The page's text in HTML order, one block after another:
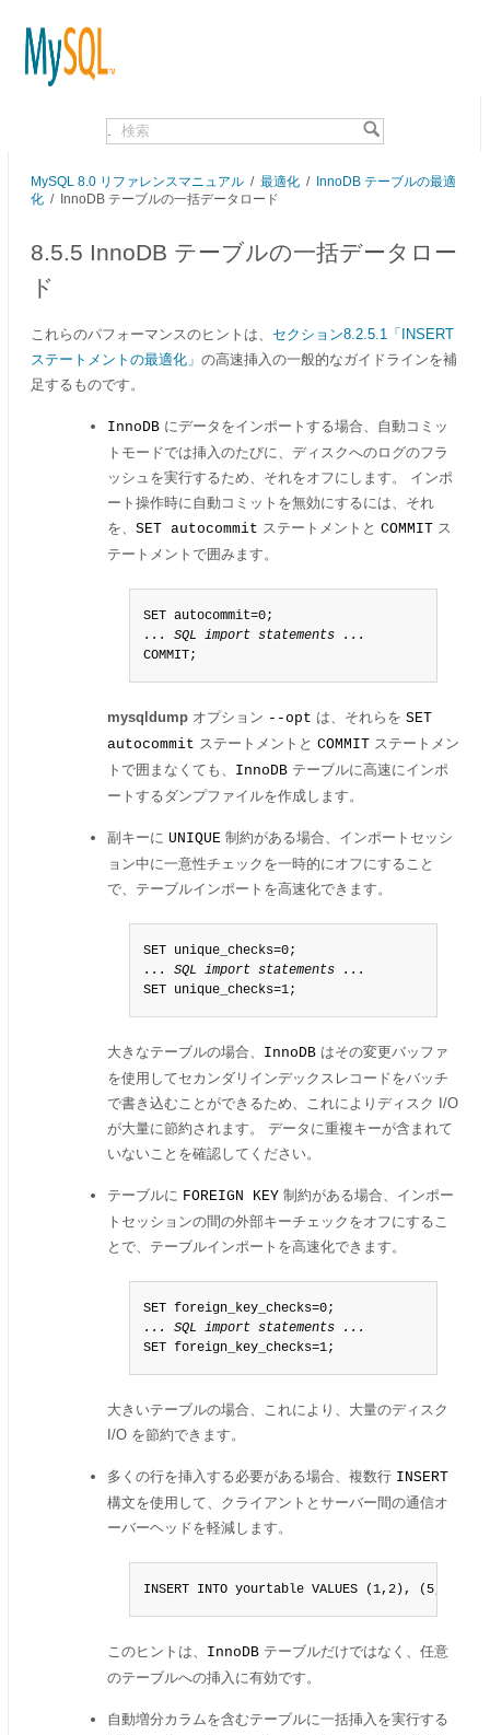
MySQL 8.0 リファレンスマニュアル / 最適化 / InnoDB テーブルの最適
化 / InnoDB テーブルの一括データロード
8.5.5 InnoDB テーブルの一括データロー
ド
これらのパフォーマンスのヒントは、 セクション8.2.5.1「INSERT
ステートメントの最適化」 の高速挿入の一般的なガイドラインを補
足するものです。
InnoDB にデータをインポートする場合、自動コミッ
トモードでは挿入のたびに、ディスクへのログのフラ
ッシュを実行するため、それをオフにします。 インポ
ート操作時に自動コミットを無効にするには、それ
を、 SET autocommit ステートメントと COMMIT ス
テートメントで囲みます。
... SQL import statements ...
COMMIT;
mysqldump オプション --opt は、それらを SET
autocommit ステートメントと COMMIT ステートメン
トで囲まなくても、 InnoDB テーブルに高速にインポ
ートするダンプファイルを作成します。
副キーに UNIQUE 制約がある場合、インポートセッシ
ョン中に一意性チェックを一時的にオフにすること
で、テーブルインポートを高速化できます。
... SQL import statements ...
SET unique_checks=1;
大きなテーブルの場合、 InnoDB はその変更バッファ
を使用してセカンダリインデックスレコードをバッチ
で書き込むことができるため、これによりディスク I/O
が大量に節約されます。 データに重複キーが含まれて
いないことを確認してください。
テーブルに FOREIGN KEY 制約がある場合、インポー
トセッションの間の外部キーチェックをオフにするこ
とで、テーブルインポートを高速化できます。
... SQL import statements ...
SET foreign_key_checks=1;
大きいテーブルの場合、これにより、大量のディスク
I/O を節約できます。
多くの行を挿入する必要がある場合、複数行 INSERT
構文を使用して、クライアントとサーバー間の通信オ
ーバーヘッドを軽減します。
INSERT INTO yourtable VALUES (1,2), (5,5),
このヒントは、 InnoDB テーブルだけではなく、任意
のテーブルへの挿入に有効です。
自動増分カラムを含むテーブルに一括挿入を実行する